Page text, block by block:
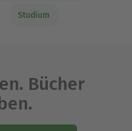
Studium
Bücher